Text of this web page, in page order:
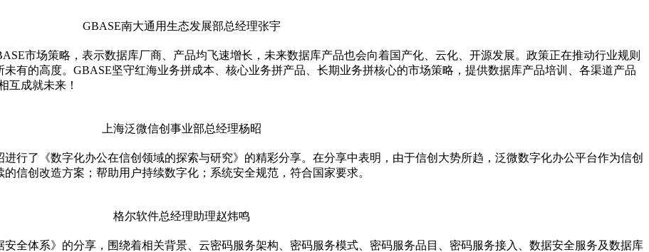
GBASE南大通用生态发展部总经理张宇
市场策略，表示数据库厂商、产品均飞速增长，未来数据库产品也会向着国产化、云化、开源发展。政策正在推动行业规则
有的高度。GBASE坚守红海业务拼成本、核心业务拼产品、长期业务拼核心的市场策略，提供数据库产品培训、各渠道产品
互成就未来！
上海泛微信创事业部总经理杨昭
进行了《数字化办公在信创领域的探索与研究》的精彩分享。在分享中表明，由于信创大势所趋，泛微数字化办公平台作为信创
信创改造方案；帮助用户持续数字化；系统安全规范，符合国家要求。
格尔软件总经理助理赵炜鸣
全体系》的分享，围绕着相关背景、云密码服务架构、密码服务模式、密码服务品目、密码服务接入、数据安全服务及数据库